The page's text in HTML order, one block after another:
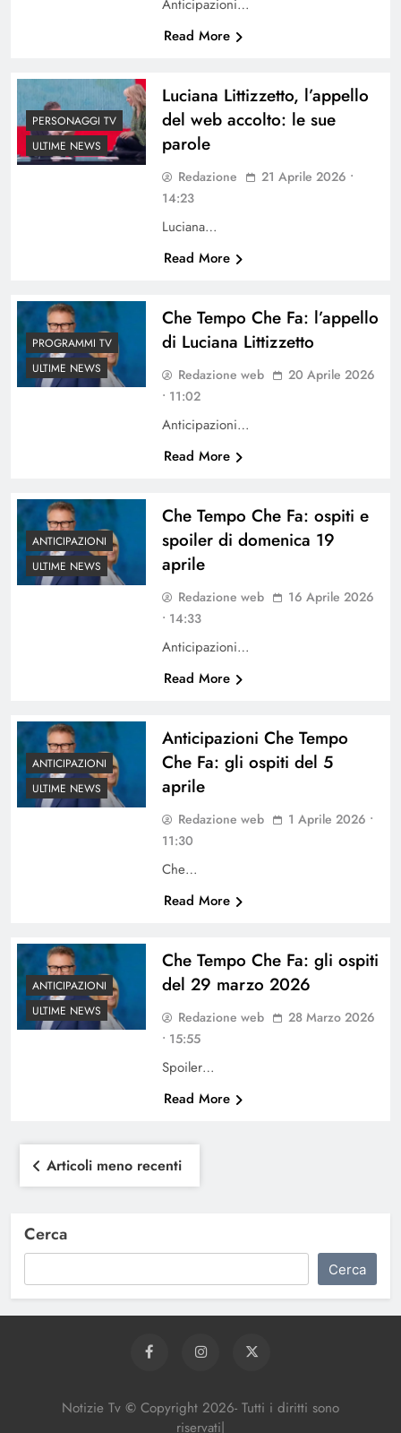
Anticipazioni…
Read More
PERSONAGGI TV
ULTIME NEWS
Luciana Littizzetto, l’appello
del web accolto: le sue
parole
Redazione
21 Aprile 2026 •
14:23
Luciana…
Read More
PROGRAMMI TV
ULTIME NEWS
Che Tempo Che Fa: l’appello
di Luciana Littizzetto
Redazione web
20 Aprile 2026
• 11:02
Anticipazioni…
Read More
ANTICIPAZIONI
ULTIME NEWS
Che Tempo Che Fa: ospiti e
spoiler di domenica 19
aprile
Redazione web
16 Aprile 2026
• 14:33
Anticipazioni…
Read More
ANTICIPAZIONI
ULTIME NEWS
Anticipazioni Che Tempo
Che Fa: gli ospiti del 5
aprile
Redazione web
1 Aprile 2026 •
11:30
Che…
Read More
ANTICIPAZIONI
ULTIME NEWS
Che Tempo Che Fa: gli ospiti
del 29 marzo 2026
Redazione web
28 Marzo 2026
• 15:55
Spoiler…
Read More
Navigazione
articoli
Articoli meno recenti
Cerca
Cerca
Notizie Tv © Copyright 2026- Tutti i diritti sono
riservati|